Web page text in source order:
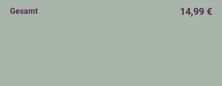
Gesamt 14,99 €